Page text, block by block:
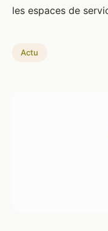
les espaces de
Actu